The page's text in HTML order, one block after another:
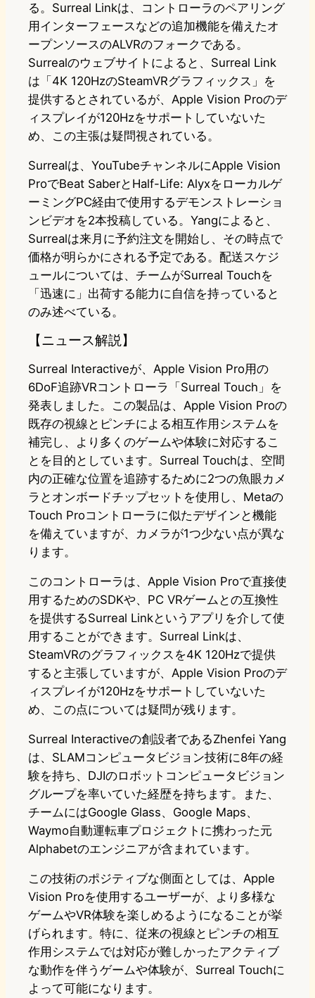
る。Surreal Linkは、コントローラのペアリング
用インターフェースなどの追加機能を備えたオ
ープンソースのALVRのフォークである。
Surrealのウェブサイトによると、Surreal Link
は「4K 120HzのSteamVRグラフィックス」を
提供するとされているが、Apple Vision Proのデ
ィスプレイが120Hzをサポートしていないた
め、この主張は疑問視されている。
Surrealは、YouTubeチャンネルにApple Vision
ProでBeat SaberとHalf-Life: Alyxをローカルゲ
ーミングPC経由で使用するデモンストレーショ
ンビデオを2本投稿している。Yangによると、
Surrealは来月に予約注文を開始し、その時点で
価格が明らかにされる予定である。配送スケジ
ュールについては、チームがSurreal Touchを
「迅速に」出荷する能力に自信を持っていると
のみ述べている。
【ニュース解説】
Surreal Interactiveが、Apple Vision Pro用の
6DoF追跡VRコントローラ「Surreal Touch」を
発表しました。この製品は、Apple Vision Proの
既存の視線とピンチによる相互作用システムを
補完し、より多くのゲームや体験に対応するこ
とを目的としています。Surreal Touchは、空間
内の正確な位置を追跡するために2つの魚眼カメ
ラとオンボードチップセットを使用し、Metaの
Touch Proコントローラに似たデザインと機能
を備えていますが、カメラが1つ少ない点が異な
ります。
このコントローラは、Apple Vision Proで直接使
用するためのSDKや、PC VRゲームとの互換性
を提供するSurreal Linkというアプリを介して使
用することができます。Surreal Linkは、
SteamVRのグラフィックスを4K 120Hzで提供
すると主張していますが、Apple Vision Proのデ
ィスプレイが120Hzをサポートしていないた
め、この点については疑問が残ります。
Surreal Interactiveの創設者であるZhenfei Yang
は、SLAMコンピュータビジョン技術に8年の経
験を持ち、DJIのロボットコンピュータビジョン
グループを率いていた経歴を持ちます。また、
チームにはGoogle Glass、Google Maps、
Waymo自動運転車プロジェクトに携わった元
Alphabetのエンジニアが含まれています。
この技術のポジティブな側面としては、Apple
Vision Proを使用するユーザーが、より多様な
ゲームやVR体験を楽しめるようになることが挙
げられます。特に、従来の視線とピンチの相互
作用システムでは対応が難しかったアクティブ
な動作を伴うゲームや体験が、Surreal Touchに
よって可能になります。